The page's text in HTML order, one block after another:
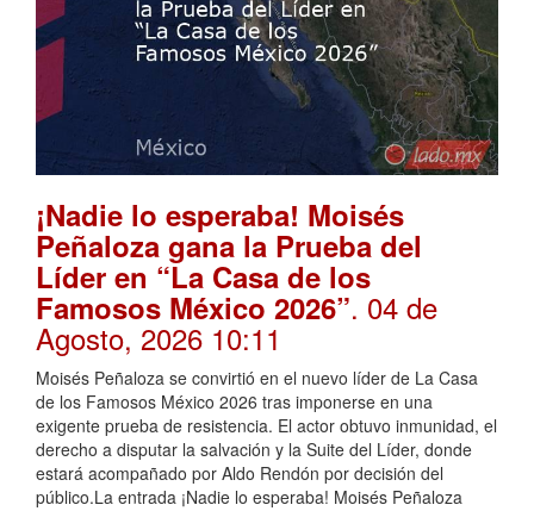
¡Nadie lo esperaba! Moisés
Peñaloza gana la Prueba del
Líder en “La Casa de los
Famosos México 2026”. 04 de
Agosto, 2026 10:11
Moisés Peñaloza se convirtió en el nuevo líder de La Casa
de los Famosos México 2026 tras imponerse en una
exigente prueba de resistencia. El actor obtuvo inmunidad, el
derecho a disputar la salvación y la Suite del Líder, donde
estará acompañado por Aldo Rendón por decisión del
público.La entrada ¡Nadie lo esperaba! Moisés Peñaloza